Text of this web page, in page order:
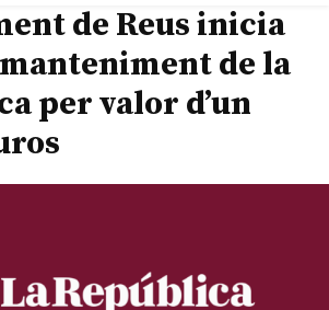
de Reus inicia
de la
per valor d’un